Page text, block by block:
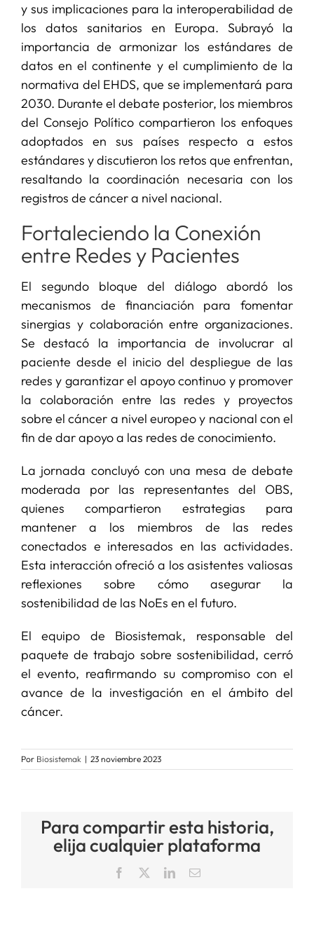
y sus implicaciones para la interoperabilidad de
los datos sanitarios en Europa. Subrayó la
importancia de armonizar los estándares de
datos en el continente y el cumplimiento de la
normativa del EHDS, que se implementará para
2030. Durante el debate posterior, los miembros
del Consejo Político compartieron los enfoques
adoptados en sus países respecto a estos
estándares y discutieron los retos que enfrentan,
resaltando la coordinación necesaria con los
registros de cáncer a nivel nacional.
Fortaleciendo la Conexión
entre Redes y Pacientes
El segundo bloque del diálogo abordó los
mecanismos de financiación para fomentar
sinergias y colaboración entre organizaciones.
Se destacó la importancia de involucrar al
paciente desde el inicio del despliegue de las
redes y garantizar el apoyo continuo y promover
la colaboración entre las redes y proyectos
sobre el cáncer a nivel europeo y nacional con el
fin de dar apoyo a las redes de conocimiento.
La jornada concluyó con una mesa de debate
moderada por las representantes del OBS,
quienes compartieron estrategias para
mantener a los miembros de las redes
conectados e interesados en las actividades.
Esta interacción ofreció a los asistentes valiosas
reflexiones sobre cómo asegurar la
sostenibilidad de las NoEs en el futuro.
El equipo de Biosistemak, responsable del
paquete de trabajo sobre sostenibilidad, cerró
el evento, reafirmando su compromiso con el
avance de la investigación en el ámbito del
cáncer.
Por Biosistemak | 23 noviembre 2023
Para compartir esta historia,
elija cualquier plataforma
Facebook LinkedInCorreo